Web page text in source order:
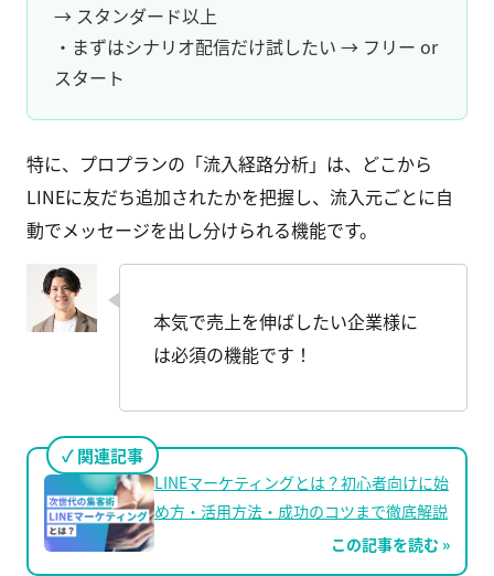
→ スタンダード以上
・まずはシナリオ配信だけ試したい → フリー or
スタート
特に、プロプランの「流入経路分析」は、どこから
LINEに友だち追加されたかを把握し、流入元ごとに自
動でメッセージを出し分けられる機能です。
本気で売上を伸ばしたい企業様に
は必須の機能です！
関連記事
LINEマーケティングとは？初心者向けに始
め方・活用方法・成功のコツまで徹底解説
この記事を読む »